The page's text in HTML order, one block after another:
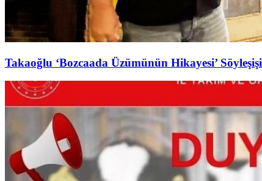
Takaoğlu ‘Bozcaada Üzümünün Hikayesi’ Söyleşişi